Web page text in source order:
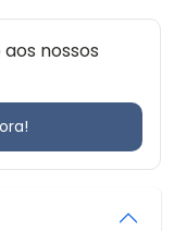
nossos